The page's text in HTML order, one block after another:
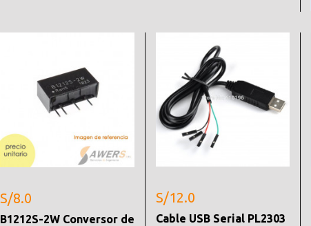
S/8.0
B1212S-2W Conversor de
S/12.0
Cable USB Serial PL2303